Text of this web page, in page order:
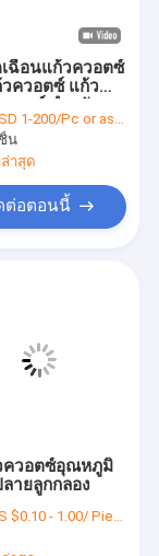
ฉือนแก้วควอตซ์
ควอตซ์ แก้ว
1-200/Pc or as negotiated
น
าสุด
ต่อตอนนี้
ควอตซ์อุณหภูมิ
ายลูกกลอง
$0.10 - 1.00/ Piece